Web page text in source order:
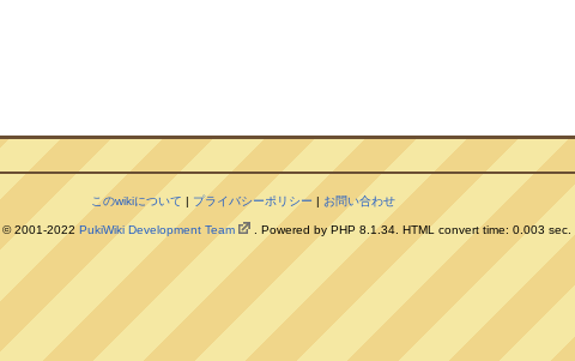
このwikiについて | プライバシーポリシー | お問い合わせ
© 2001-2022 PukiWiki Development Team . Powered by PHP 8.1.34. HTML convert time: 0.003 sec.